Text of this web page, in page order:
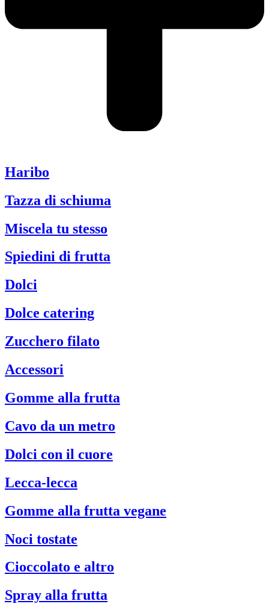
Haribo
Tazza di schiuma
Miscela tu stesso
Spiedini di frutta
Dolci
Dolce catering
Zucchero filato
Accessori
Gomme alla frutta
Cavo da un metro
Dolci con il cuore
Lecca-lecca
Gomme alla frutta vegane
Noci tostate
Cioccolato e altro
Spray alla frutta